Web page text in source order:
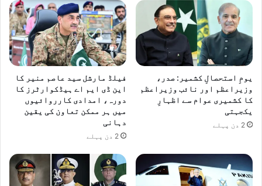
یومِ استحصالِ کشمیر: صدر،
وزیراعظم اور نائب وزیراعظم
کا کشمیری عوام سے اظہارِ
یکجہتی
2 دن پہلے
فیلڈ مارشل سید عاصم منیر کا
این ڈی ایم اے ہیڈکوارٹرز کا
دورہ، امدادی کارروائیوں
میں ہر ممکن تعاون کی یقین
دہانی
2 دن پہلے